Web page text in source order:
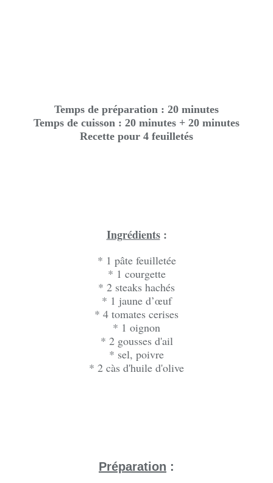
Temps de préparation : 20 minutes
Temps de cuisson : 20 minutes + 20 minutes
Recette pour 4 feuilletés
Ingrédients:
* 1 pâte feuilletée
* 1 courgette
* 2 steaks hachés
* 1 jaune d’œuf
* 4 tomates cerises
* 1 oignon
* 2 gousses d'ail
* sel, poivre
* 2 càs d'huile d'olive
Préparation :